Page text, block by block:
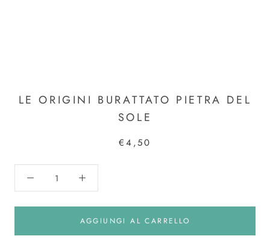
LE ORIGINI BURATTATO PIETRA DEL
SOLE
€4,50
AGGIUNGI AL CARRELLO